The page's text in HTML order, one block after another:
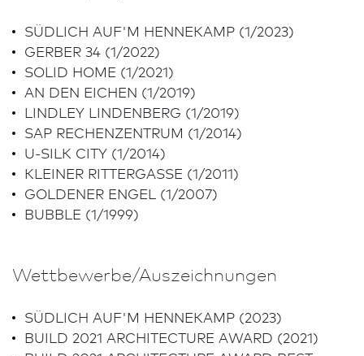
SÜDLICH AUF'M HENNEKAMP (1/2023)
GERBER 34 (1/2022)
SOLID HOME (1/2021)
AN DEN EICHEN (1/2019)
LINDLEY LINDENBERG (1/2019)
SAP RECHENZENTRUM (1/2014)
U-SILK CITY (1/2014)
KLEINER RITTERGASSE (1/2011)
GOLDENER ENGEL (1/2007)
BUBBLE (1/1999)
Wettbewerbe/Aus­zeich­nungen
SÜDLICH AUF'M HENNEKAMP (2023)
BUILD 2021 ARCHITECTURE AWARD (2021)